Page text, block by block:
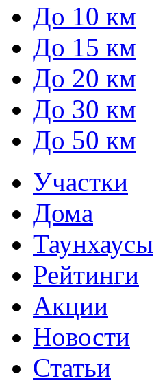
До 10 км
До 15 км
До 20 км
До 30 км
До 50 км
Участки
Дома
Таунхаусы
Рейтинги
Акции
Новости
Статьи